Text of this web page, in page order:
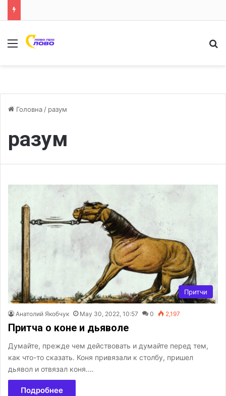
Меню
Головна / разум
разум
Притчи
Анатолий Якобчук May 30, 2022, 10:57 0 2,197
Притча о коне и дьяволе
Думайте, прежде чем действовать и думайте перед тем,
как что-то сказать. Коня привязали к столбу, пришел
дьявол и отвязал коня.…
Подробнее